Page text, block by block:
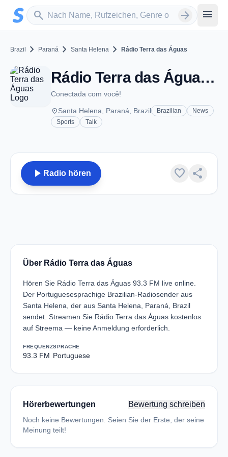
Zum Hauptinhalt springen
search
Sender suchen arrow_forward menu
Brazil chevron_right Paraná chevron_right Santa Helena chevron_right Rádio Terra das Águas
Rádio Terra das Águas - FM 93.3 - Santa Helena
Conectada com você!
placeSanta Helena, Paraná, Brazil Brazilian
News
Sports
Talk
play_arrow Radio hören favorite share
Über Rádio Terra das Águas
Hören Sie Rádio Terra das Águas 93.3 FM live online.
Der Portuguesesprachige Brazilian-Radiosender aus
Santa Helena, der aus Santa Helena, Paraná, Brazil
sendet. Streamen Sie Rádio Terra das Águas kostenlos
auf Streema — keine Anmeldung erforderlich.
FREQUENZ
93.3 FM
SPRACHE
Portuguese
Hörerbewertungen Bewertung schreiben
Noch keine Bewertungen. Seien Sie der Erste, der seine
Meinung teilt!